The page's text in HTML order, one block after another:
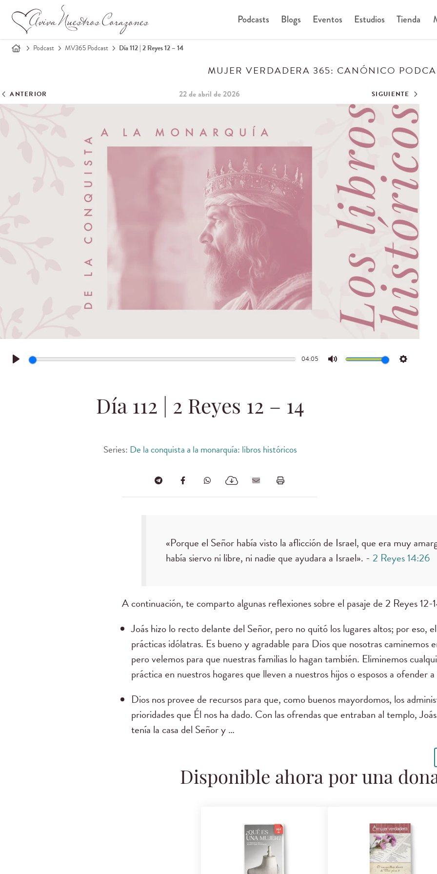
Podcasts Blogs Eventos Estudios Tienda
Podcast MV365 Podcast Día 112 | 2 Reyes 12 – 14
MUJER VERDADERA 365: CANÓNICO
ANTERIOR 22 de abril de 2026 SIGUIENTE
Play
04:05
Mute Settings
Día 112 | 2 Reyes 12 – 14
Series: De la conquista a la monarquía: libros históricos
«Porque el Señor había visto la aflicción de Israel, que era muy
había siervo ni libre, ni nadie que ayudara a Israel». - 2 Reyes 14:26
A continuación, te comparto algunas reflexiones sobre el pasaje de 2 Reyes 12-
Joás hizo lo recto delante del Señor, pero no quitó los lugares altos; por eso,
prácticas idólatras. Es bueno y agradable para Dios que nosotras caminemos
pero velemos para que nuestras familias lo hagan también. Eliminemos
práctica en nuestros hogares que lleven a nuestros hijos o esposos a ofender
Dios nos provee de recursos para que, como buenos mayordomos, los
prioridades que Él nos ha dado. Con las ofrendas que entraban al templo,
tenía la casa del Señor y …
Disponible ahora por una